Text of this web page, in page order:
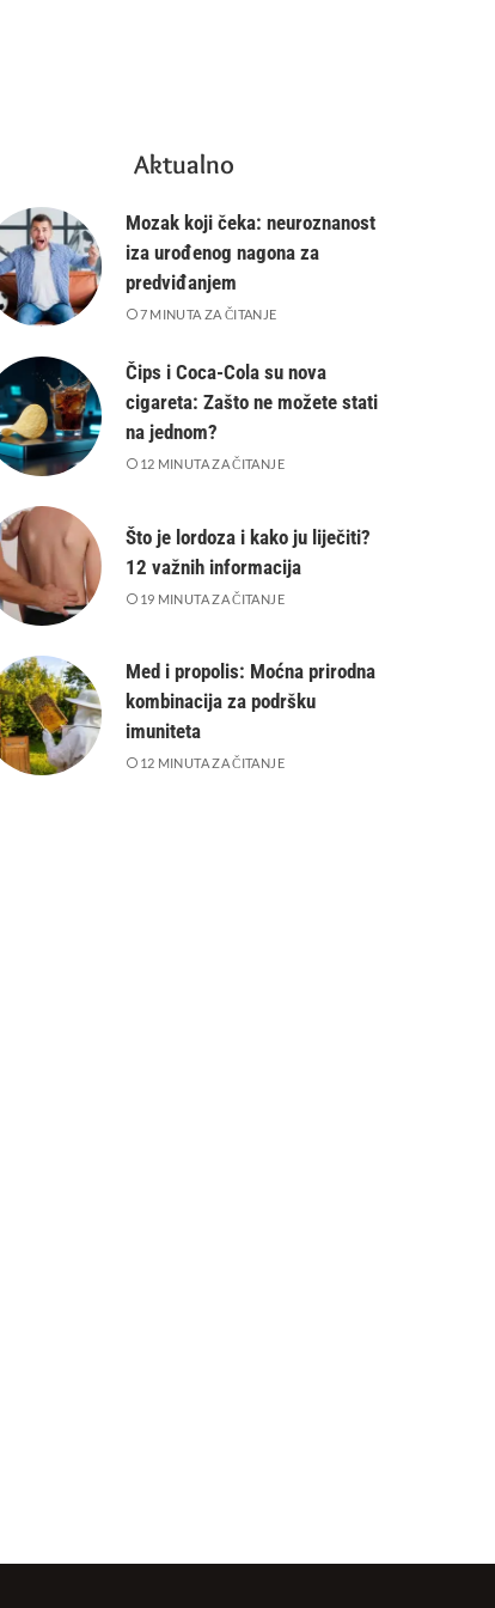
Aktualno
Mozak koji čeka: neuroznanost
iza urođenog nagona za
predviđanjem
7 MINUTA ZA ČITANJE
Čips i Coca-Cola su nova
cigareta: Zašto ne možete stati
na jednom?
12 MINUTA ZA ČITANJE
Što je lordoza i kako ju liječiti?
12 važnih informacija
19 MINUTA ZA ČITANJE
Med i propolis: Moćna prirodna
kombinacija za podršku
imuniteta
12 MINUTA ZA ČITANJE